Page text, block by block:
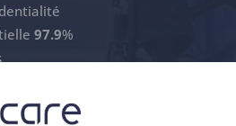
97.9%